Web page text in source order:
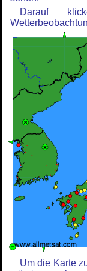
Darauf
Um die Karte